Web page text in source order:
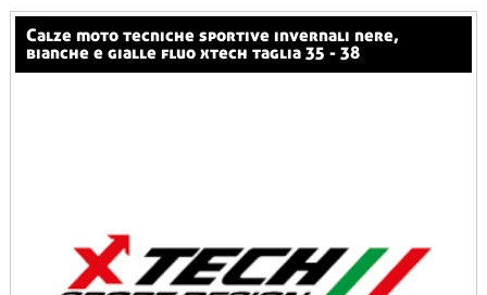
calze moto tecniche sportive invernali nere,
bianche e gialle fluo xtech taglia 35 - 38